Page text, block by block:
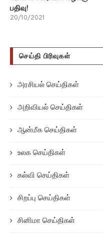
பதிவு!
20/10/2021
செய்தி பிரிவுகள்
அரசியல் செய்திகள்
அறிவியல் செய்திகள்
ஆன்மீக செய்திகள்
உலக செய்திகள்
கல்வி செய்திகள்
சிறப்பு செய்திகள்
சினிமா செய்திகள்